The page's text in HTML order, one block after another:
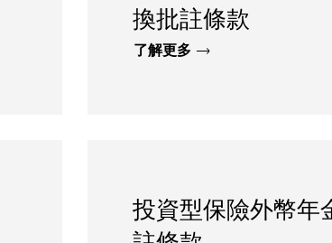
換批註條款
了解更多
投資型保險外幣年